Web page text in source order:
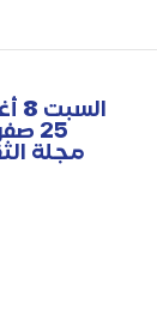
السبت 8 أغسطس 2026
25 صفر 1448 هـ
مجلة